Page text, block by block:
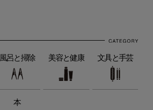
風呂と掃除 美容と健康 文具と手芸
本